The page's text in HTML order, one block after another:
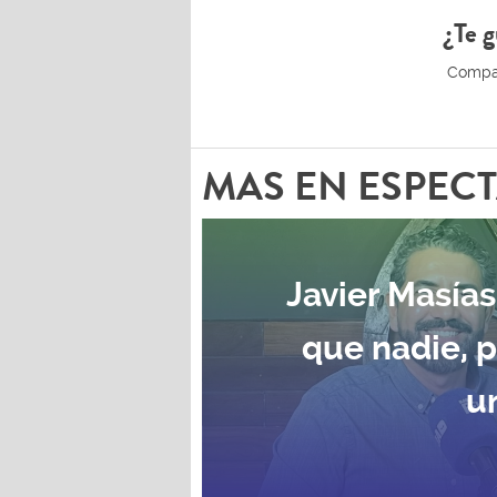
¿Te
MAS EN
Javier
que nadie,